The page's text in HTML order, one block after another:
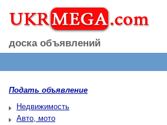
доска объявлений
Подать объявление
Недвижимость
Авто, мото